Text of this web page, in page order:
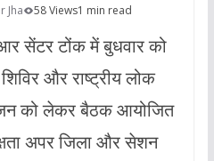
Jha 58 Views1 min read
सेंटर टोंक में बुधवार को
और राष्ट्रीय लोक
को लेकर बैठक आयोजित
अपर जिला और सेशन